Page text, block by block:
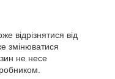
відрізнятися від
змінюватися
не несе